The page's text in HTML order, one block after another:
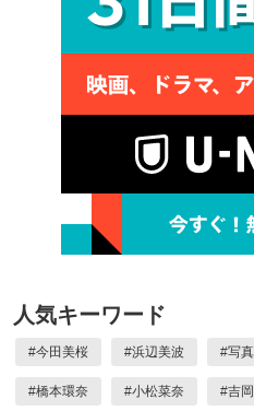
人気キーワード
#今田美桜 #浜辺美波 #写
#橋本環奈 #小松菜奈 #吉